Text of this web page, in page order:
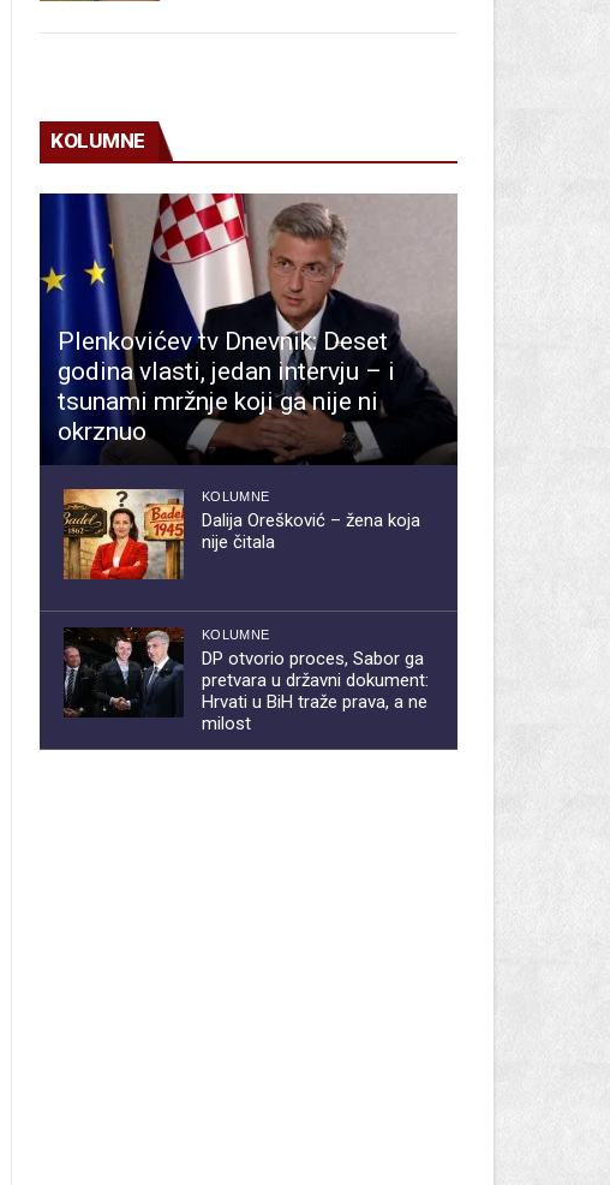
KOLUMNE
Plenkovićev tv Dnevnik: Deset
godina vlasti, jedan intervju – i
tsunami mržnje koji ga nije ni
okrznuo
KOLUMNE
Dalija Orešković – žena koja
nije čitala
KOLUMNE
DP otvorio proces, Sabor ga
pretvara u državni dokument:
Hrvati u BiH traže prava, a ne
milost